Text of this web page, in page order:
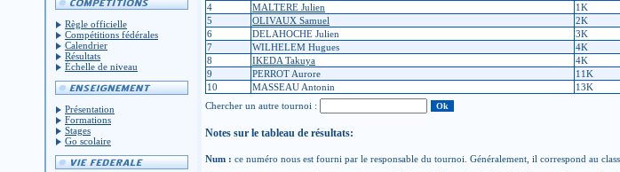
Règle officielle
Compétitions fédérales
Calendrier
Résultats
Échelle de niveau
Présentation
Formations
Stages
Go scolaire
4
MALTERE Julien 1K
5
OLIVAUX Samuel 2K
6
DELAHOCHE Julien 3K
7
WILHELEM Hugues 4K
8
IKEDA Takuya 4K
9
PERROT Aurore 11K
10
MASSEAU Antonin 13K
Chercher un autre tournoi :
Notes sur le tableau de résultats:
Num : ce numéro nous est fourni par le responsable du tournoi. Généralement, il correspond au